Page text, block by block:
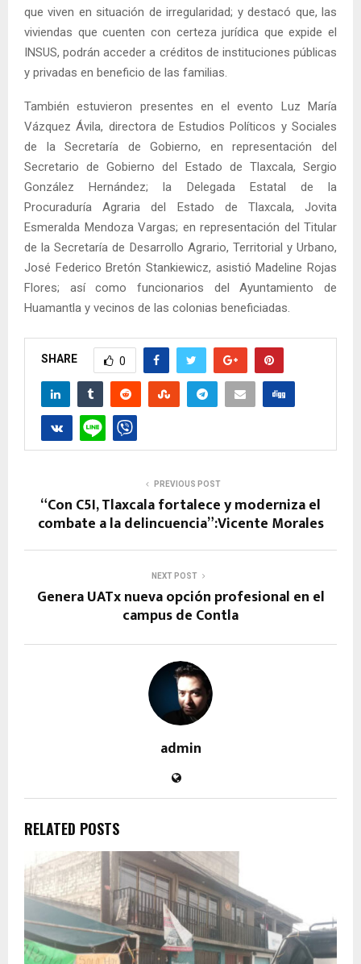
que viven en situación de irregularidad; y destacó que, las
viviendas que cuenten con certeza jurídica que expide el
INSUS, podrán acceder a créditos de instituciones públicas
y privadas en beneficio de las familias.
También estuvieron presentes en el evento Luz María
Vázquez Ávila, directora de Estudios Políticos y Sociales
de la Secretaría de Gobierno, en representación del
Secretario de Gobierno del Estado de Tlaxcala, Sergio
González Hernández; la Delegada Estatal de la
Procuraduría Agraria del Estado de Tlaxcala, Jovita
Esmeralda Mendoza Vargas; en representación del Titular
de la Secretaría de Desarrollo Agrario, Territorial y Urbano,
José Federico Bretón Stankiewicz, asistió Madeline Rojas
Flores; así como funcionarios del Ayuntamiento de
Huamantla y vecinos de las colonias beneficiadas.
SHARE 0
PREVIOUS POST
“Con C5I, Tlaxcala fortalece y moderniza el
combate a la delincuencia”:Vicente Morales
NEXT POST
Genera UATx nueva opción profesional en el
campus de Contla
admin
RELATED POSTS